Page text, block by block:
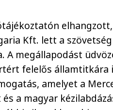
Kft. lett a
A megállapodást
felelős államtitkára
amelyet a
a magyar